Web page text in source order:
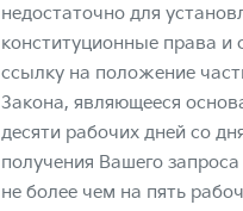
недостаточно для
конституционные права
ссылку на положение
Закона, являющееся
десяти рабочих дней со
получения Вашего
не более чем на пять